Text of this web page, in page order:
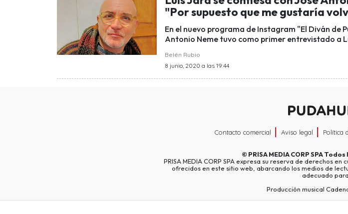
"Por supuesto que me gustaría
En el nuevo programa de Instagram "El Diván de
Antonio Neme tuvo como primer entrevistado a
Belén Rubio
8 junio, 2020 a las 19:44
Contacto comercial Aviso legal Política
© PRISA MEDIA CORP SPATodos
PRISA MEDIA CORP SPA expresa su reserva de derechos
ofrecidos en este sitio web, abarcando los medios de
adecuado
Producción musical